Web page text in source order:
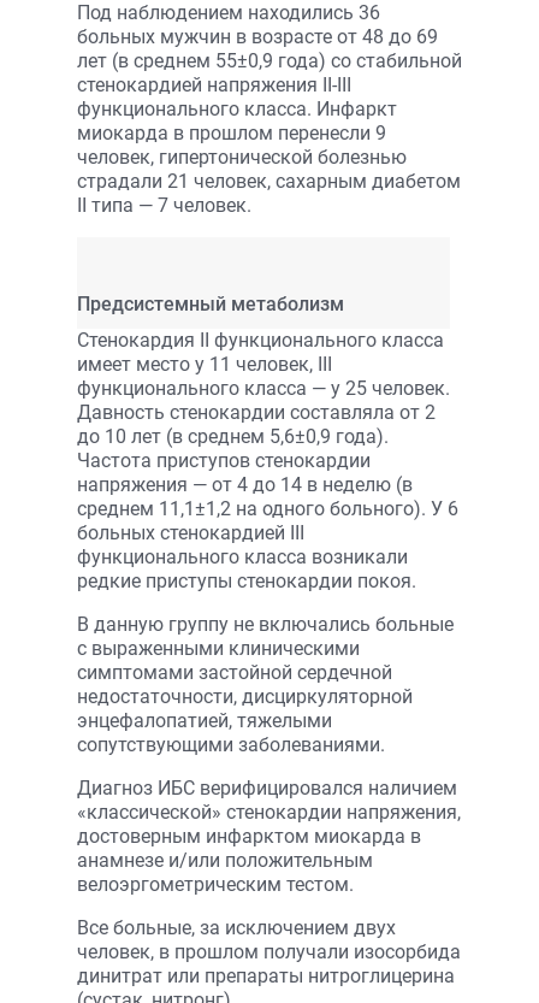
Под наблюдением находились 36
больных мужчин в возрасте от 48 до 69
лет (в среднем 55±0,9 года) со стабильной
стенокардией напряжения II-III
функционального класса. Инфаркт
миокарда в прошлом перенесли 9
человек, гипертонической болезнью
страдали 21 человек, сахарным диабетом
II типа — 7 человек.
Предсистемный метаболизм
Стенокардия II функционального класса
имеет место у 11 человек, III
функционального класса — у 25 человек.
Давность стенокардии составляла от 2
до 10 лет (в среднем 5,6±0,9 года).
Частота приступов стенокардии
напряжения — от 4 до 14 в неделю (в
среднем 11,1±1,2 на одного больного). У 6
больных стенокардией III
функционального класса возникали
редкие приступы стенокардии покоя.
В данную группу не включались больные
с выраженными клиническими
симптомами застойной сердечной
недостаточности, дисциркуляторной
энцефалопатией, тяжелыми
сопутствующими заболеваниями.
Диагноз ИБС верифицировался наличием
«классической» стенокардии напряжения,
достоверным инфарктом миокарда в
анамнезе и/или положительным
велоэргометрическим тестом.
Все больные, за исключением двух
человек, в прошлом получали изосорбида
динитрат или препараты нитроглицерина